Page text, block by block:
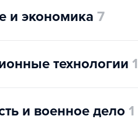
и экономика 7
технологии 1
и военное дело 1